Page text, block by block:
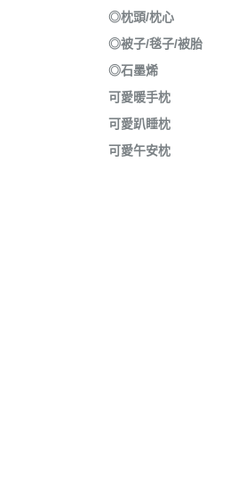
◎枕頭/枕心
◎被子/毯子/被胎
◎石墨烯
可愛暖手枕
可愛趴睡枕
可愛午安枕